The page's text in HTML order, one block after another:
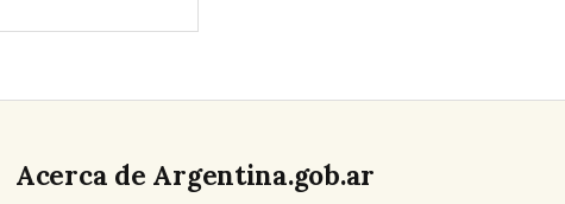
Acerca de Argentina.gob.ar